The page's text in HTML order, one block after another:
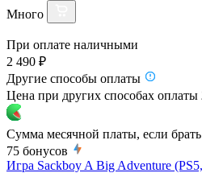
Много
При оплате наличными
2 490 ₽
Другие способы оплаты
Цена при других способах оплаты
Сумма месячной платы, если
75 бонусов
Игра Sackboy A Big Adventure